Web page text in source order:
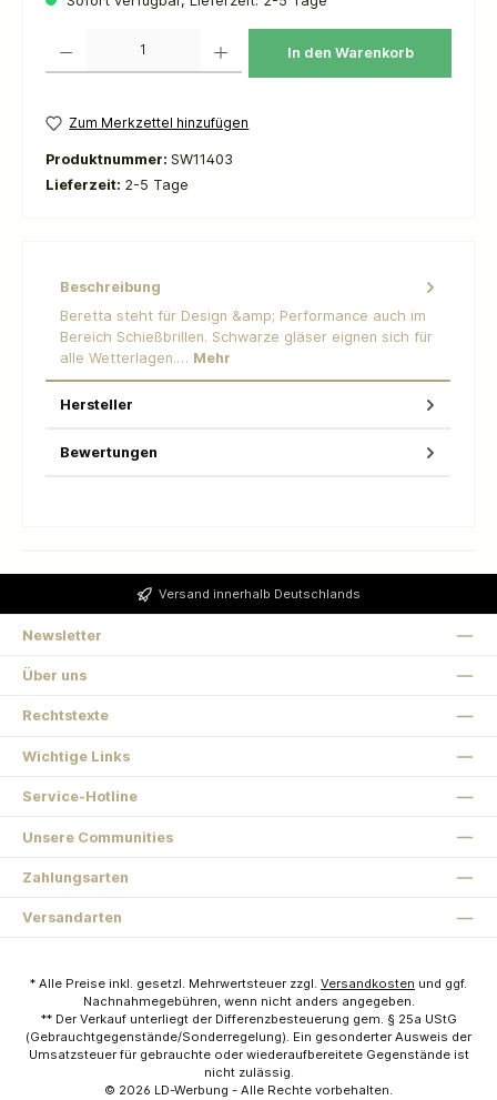
In den Warenkorb
Zum Merkzettel hinzufügen
Produktnummer: SW11403
Lieferzeit: 2-5 Tage
Beschreibung
Beretta steht für Design &amp; Performance auch im
Bereich Schießbrillen. Schwarze gläser eignen sich für
alle Wetterlagen.… Mehr
Hersteller
Bewertungen
Versand innerhalb Deutschlands
Newsletter
Über uns
Rechtstexte
Wichtige Links
Service-Hotline
Unsere Communities
Zahlungsarten
Versandarten
* Alle Preise inkl. gesetzl. Mehrwertsteuer zzgl. Versandkosten und ggf.
Nachnahmegebühren, wenn nicht anders angegeben.
** Der Verkauf unterliegt der Differenzbesteuerung gem. § 25a UStG
(Gebrauchtgegenstände/Sonderregelung). Ein gesonderter Ausweis der
Umsatzsteuer für gebrauchte oder wiederaufbereitete Gegenstände ist
nicht zulässig.
© 2026 LD-Werbung - Alle Rechte vorbehalten.